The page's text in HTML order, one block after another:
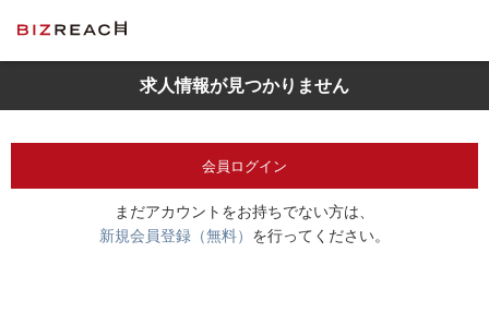
求人情報が見つかりません
会員ログイン
まだアカウントをお持ちでない方は、
新規会員登録（無料） を行ってください。